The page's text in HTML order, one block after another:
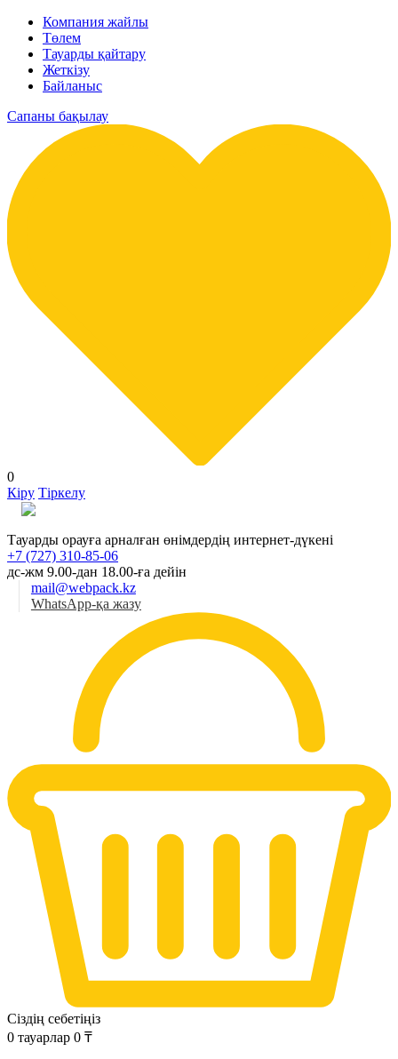
Компания жайлы
Төлем
Тауарды қайтару
Жеткізу
Байланыс
Сапаны бақылау
0
Кіру Тіркелу
Тауарды орауға арналған өнімдердің интернет-дүкені
+7 (727) 310-85-06
дс-жм 9.00-дан 18.00-ға дейін
mail@webpack.kz
WhatsApp-қа жазу
Сіздің себетіңіз
0 тауарлар 0 ₸